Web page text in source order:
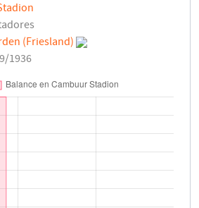
Manuel Ruz
45'
(Friesland)
1936